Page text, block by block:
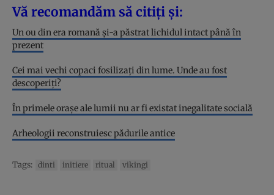
Vă recomandăm să citiți și:
Un ou din era romană și-a păstrat lichidul intact până în
prezent
Cei mai vechi copaci fosilizați din lume. Unde au fost
descoperiți?
În primele orașe ale lumii nu ar fi existat inegalitate socială
Arheologii reconstruiesc pădurile antice
Tags: dinti initiere ritual vikingi